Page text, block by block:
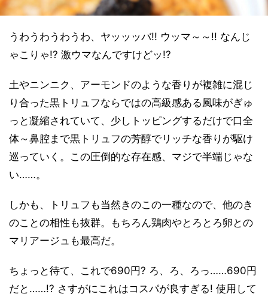
うわうわうわうわ、ヤッッッバ!! ウッマ～～!! なんじ
ゃこりゃ!? 激ウマなんですけどッ!?
土やニンニク、アーモンドのような香りが複雑に混じ
り合った黒トリュフならではの高級感ある風味がぎゅ
っと凝縮されていて、少しトッピングするだけで口全
体～鼻腔まで黒トリュフの芳醇でリッチな香りが駆け
巡っていく。この圧倒的な存在感、マジで半端じゃな
い……。
しかも、トリュフも当然きのこの一種なので、他のき
のことの相性も抜群。もちろん鶏肉やとろとろ卵との
マリアージュも最高だ。
ちょっと待て、これで690円? ろ、ろ、ろっ……690円
だと……!? さすがにこれはコスパが良すぎる! 使用して